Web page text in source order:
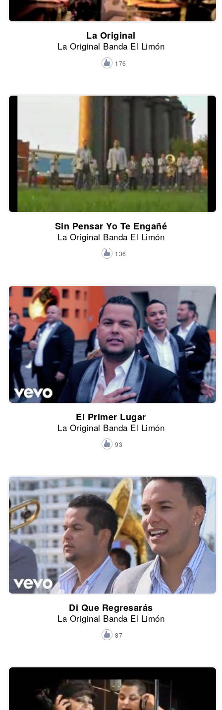
La Original
La Original Banda El Limón
176
Sin Pensar Yo Te Engañé
La Original Banda El Limón
136
El Primer Lugar
La Original Banda El Limón
93
Di Que Regresarás
La Original Banda El Limón
87